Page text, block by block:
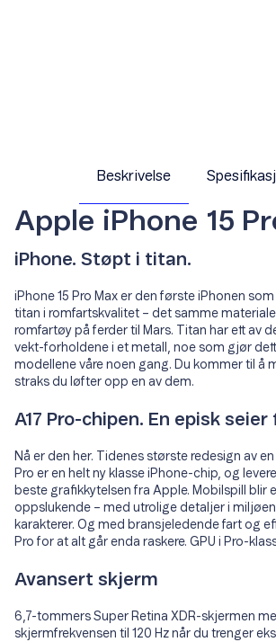
Beskrivelse
Apple iPhone 15
iPhone. Støpt i titan.
iPhone 15 Pro Max er den første iPhonen
titan i romfartskvalitet – det samme
romfartøy på ferder til Mars. Titan har ett av
vekt-forholdene i et metall, noe som gjør
modellene våre noen gang. Du kommer til å
straks du løfter opp en av dem.
A17 Pro-chipen. En episk
Nå er den her. Tidenes største redesign av en
Pro er en helt ny klasse iPhone-chip, og
beste grafikkytelsen fra Apple. Mobilspill blir
oppslukende – med utrolige detaljer i
karakterer. Og med bransjeledende fart og
Pro for at alt går enda raskere. GPU i Pro-
Avansert skjerm
6,7-tommers Super Retina XDR-skjermen
skjermfrekvensen til 120 Hz når du trenger